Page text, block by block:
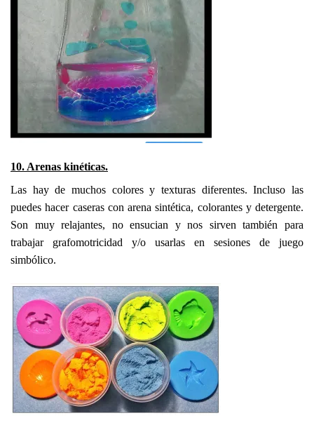
10. Arenas kinéticas.
Las hay de muchos colores y texturas diferentes. Incluso las
puedes hacer caseras con arena sintética, colorantes y detergente.
Son muy relajantes, no ensucian y nos sirven también para
trabajar grafomotricidad y/o usarlas en sesiones de juego
simbólico.